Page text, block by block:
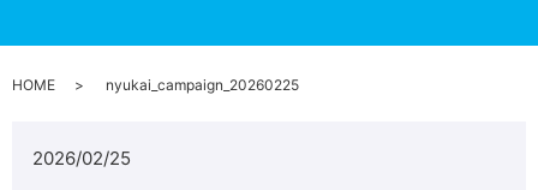
HOME nyukai_campaign_20260225
2026/02/25